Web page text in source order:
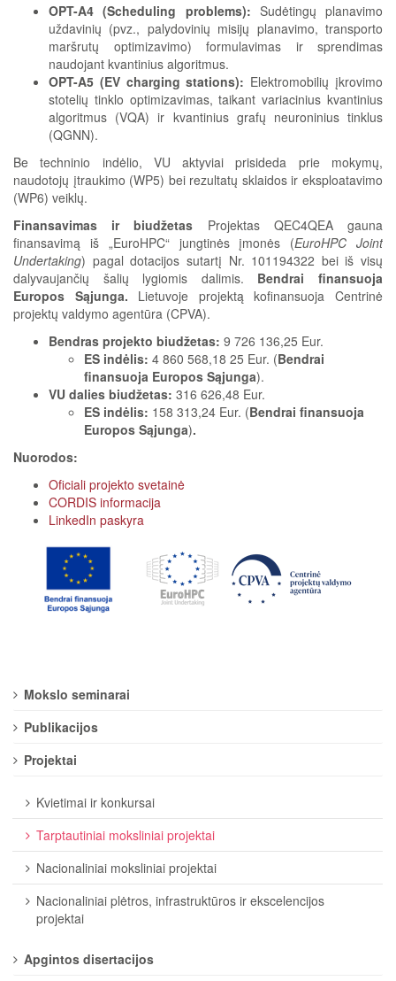
OPT-A4 (Scheduling problems): Sudėtingų planavimo
uždavinių (pvz., palydovinių misijų planavimo, transporto
maršrutų optimizavimo) formulavimas ir sprendimas
naudojant kvantinius algoritmus.
OPT-A5 (EV charging stations): Elektromobilių įkrovimo
stotelių tinklo optimizavimas, taikant variacinius kvantinius
algoritmus (VQA) ir kvantinius grafų neuroninius tinklus
(QGNN).
Be techninio indėlio, VU aktyviai prisideda prie mokymų,
naudotojų įtraukimo (WP5) bei rezultatų sklaidos ir eksploatavimo
(WP6) veiklų.
Finansavimas ir biudžetas Projektas QEC4QEA gauna
finansavimą iš „EuroHPC“ jungtinės įmonės (EuroHPC Joint
Undertaking) pagal dotacijos sutartį Nr. 101194322 bei iš visų
dalyvaujančių šalių lygiomis dalimis. Bendrai finansuoja
Europos Sąjunga. Lietuvoje projektą kofinansuoja Centrinė
projektų valdymo agentūra (CPVA).
Bendras projekto biudžetas: 9 726 136,25 Eur.
ES indėlis: 4 860 568,18 25 Eur. (Bendrai
finansuoja Europos Sąjunga).
VU dalies biudžetas: 316 626,48 Eur.
ES indėlis: 158 313,24 Eur. (Bendrai finansuoja
Europos Sąjunga).
Nuorodos:
Oficiali projekto svetainė
CORDIS informacija
LinkedIn paskyra
Mokslo seminarai
Publikacijos
Projektai
Kvietimai ir konkursai
Tarptautiniai moksliniai projektai
Nacionaliniai moksliniai projektai
Nacionaliniai plėtros, infrastruktūros ir ekscelencijos
projektai
Apgintos disertacijos